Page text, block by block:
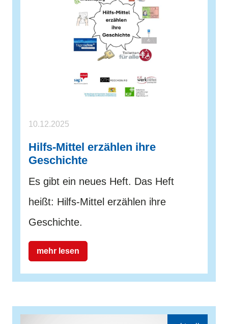
10.12.2025
Hilfs-Mittel erzählen ihre
Geschichte
Es gibt ein neues Heft. Das Heft
heißt: Hilfs-Mittel erzählen ihre
Geschichte.
mehr lesen